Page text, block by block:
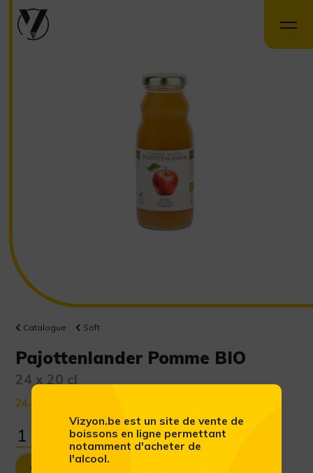
Catalogue Soft
Pajottenlander Pomme BIO
24 x 20 cl
24.48 €
Ajouter au panier
Vizyon.be est un site de vente de
boissons en ligne permettant
notamment d'acheter de
l'alcool.